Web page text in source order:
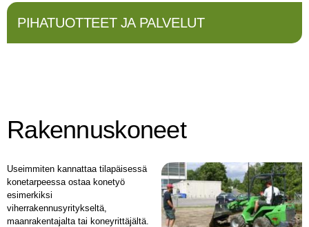
PIHATUOTTEET JA PALVELUT
Rakennuskoneet
Useimmiten kannattaa tilapäisessä
konetarpeessa ostaa konetyö
esimerkiksi
viherrakennusyritykseltä,
maanrakentajalta tai koneyrittäjältä.